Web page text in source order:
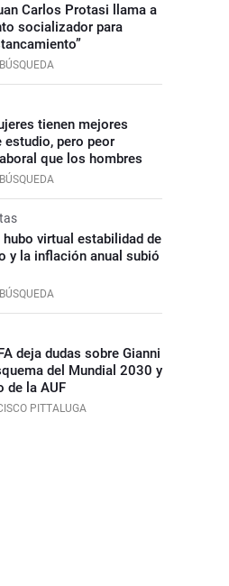
Carlos Protasi llama a
socializador para
tienen mejores
estudio, pero peor
que los hombres
virtual estabilidad de
y la inflación anual subió
deja dudas sobre Gianni
del Mundial 2030 y
de la AUF
PITTALUGA